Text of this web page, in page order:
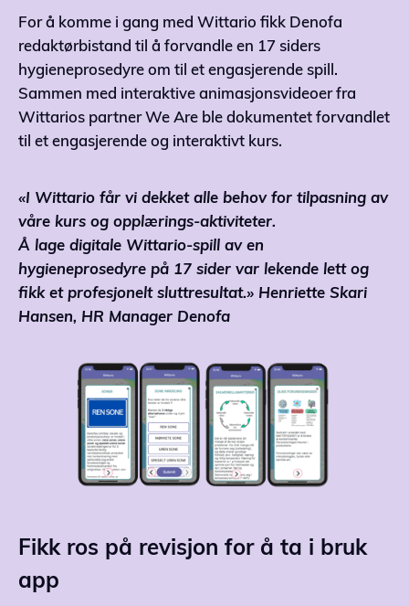
For å komme i gang med Wittario fikk Denofa
redaktørbistand til å forvandle en 17 siders
hygieneprosedyre om til et engasjerende spill.
Sammen med interaktive animasjonsvideoer fra
Wittarios partner We Are ble dokumentet forvandlet
til et engasjerende og interaktivt kurs.
«I Wittario får vi dekket alle behov for tilpasning av
våre kurs og opplærings-aktiviteter. ​
Å lage digitale Wittario-spill av en
hygieneprosedyre på 17 sider var lekende lett og
fikk et profesjonelt sluttresultat.» Henriette Skari
Hansen​, HR Manager Denofa
Fikk ros på revisjon for å ta i bruk
app